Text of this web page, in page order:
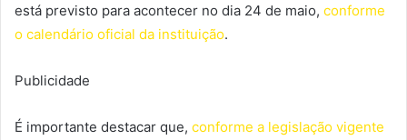
está previsto para acontecer no dia 24 de maio, conforme
o calendário oficial da instituição.
Publicidade
É importante destacar que, conforme a legislação vigente